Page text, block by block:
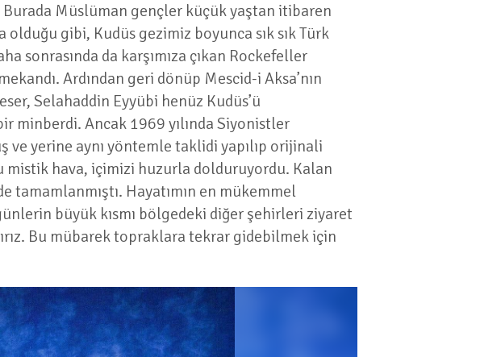
Müslüman gençler küçük yaştan itibaren
gibi, Kudüs gezimiz boyunca sık sık Türk
sonrasında da karşımıza çıkan Rockefeller
Ardından geri dönüp Mescid-i Aksa’nın
Selahaddin Eyyübi henüz Kudüs’ü
minberdi. Ancak 1969 yılında Siyonistler
ve yerine aynı yöntemle taklidi yapılıp orijinali
mistik hava, içimizi huzurla dolduruyordu. Kalan
tamamlanmıştı. Hayatımın en mükemmel
büyük kısmı bölgedeki diğer şehirleri ziyaret
Bu mübarek topraklara tekrar gidebilmek için